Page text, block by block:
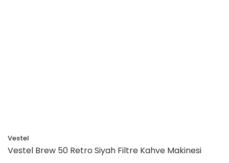
Vestel
Vestel Brew 50 Retro Siyah Filtre Kahve Makinesi